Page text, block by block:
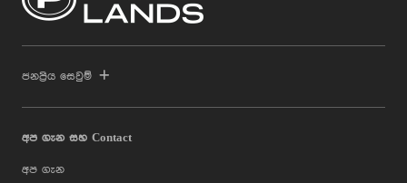
ජනප්‍රිය සෙවුම්
අප ගැන සහ Contact
අප ගැන